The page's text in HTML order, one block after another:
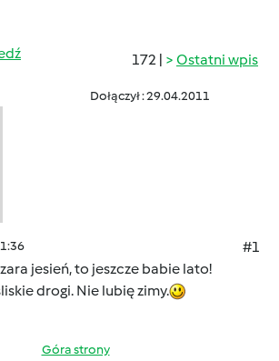
172 | Ostatni wpis
Dołączył : 29.04.2011
#1
jesień, to jeszcze babie lato!
drogi. Nie lubię zimy.
Góra strony